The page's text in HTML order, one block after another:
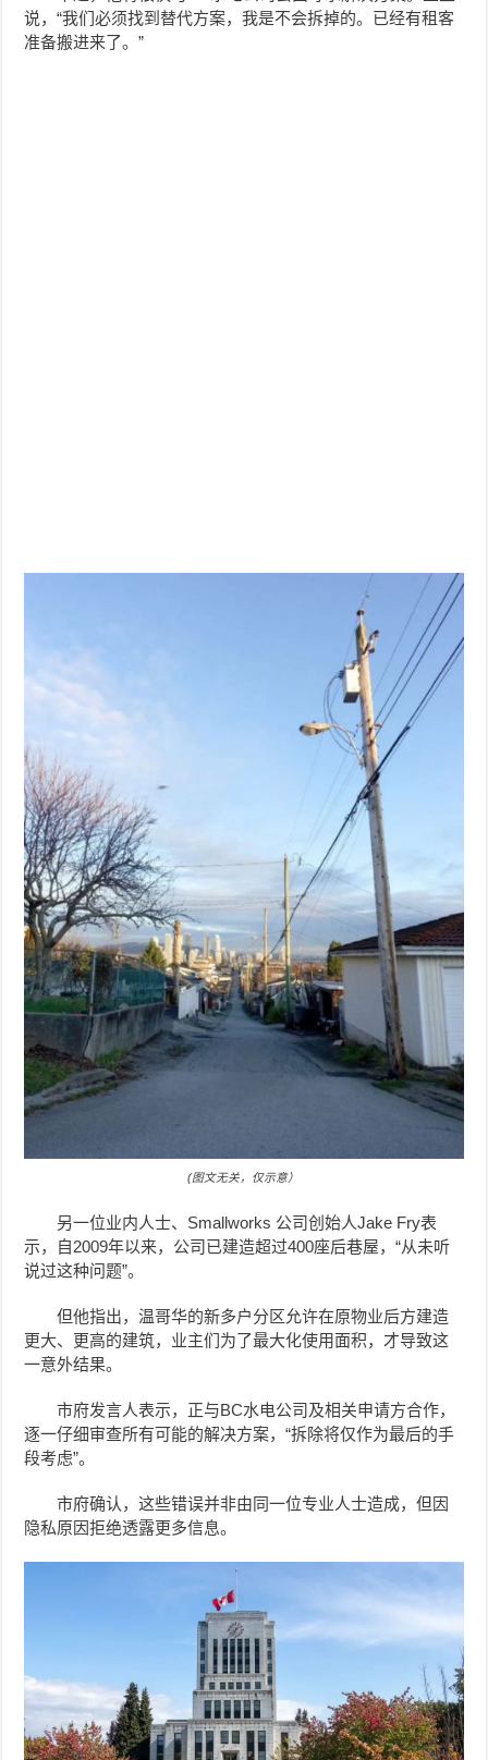
说，“我们必须找到替代方案，我是不会拆掉的。已经有租客
准备搬进来了。”
(图文无关，仅示意）
另一位业内人士、Smallworks 公司创始人Jake Fry表
示，自2009年以来，公司已建造超过400座后巷屋，“从未听
说过这种问题”。
但他指出，温哥华的新多户分区允许在原物业后方建造
更大、更高的建筑，业主们为了最大化使用面积，才导致这
一意外结果。
市府发言人表示，正与BC水电公司及相关申请方合作，
逐一仔细审查所有可能的解决方案，“拆除将仅作为最后的手
段考虑”。
市府确认，这些错误并非由同一位专业人士造成，但因
隐私原因拒绝透露更多信息。